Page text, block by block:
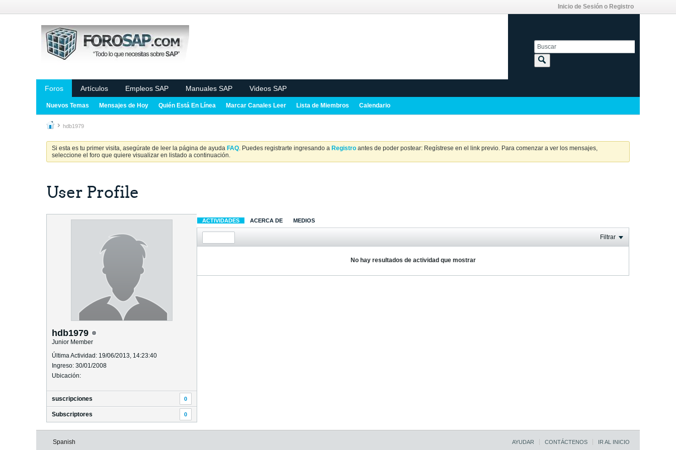
Inicio de Sesión o Registro
Foros Artículos Empleos SAP Manuales SAP Videos SAP
Nuevos Temas Mensajes de Hoy Quién Está En Línea Marcar Canales Leer Lista de Miembros Calendario
hdb1979
Si esta es tu primer visita, asegúrate de leer la página de ayuda FAQ. Puedes registrarte ingresando a Registro antes de poder postear: Regístrese en el link previo. Para comenzar a ver los mensajes,
seleccione el foro que quiere visualizar en listado a continuación.
User Profile
hdb1979
Junior Member
Última Actividad: 19/06/2013, 14:23:40
Ingreso: 30/01/2008
Ubicación:
suscripciones 0
Subscriptores 0
ACTIVIDADES ACERCA DE MEDIOS
Filtrar
No hay resultados de actividad que mostrar
Spanish AYUDAR CONTÁCTENOS IR AL INICIO